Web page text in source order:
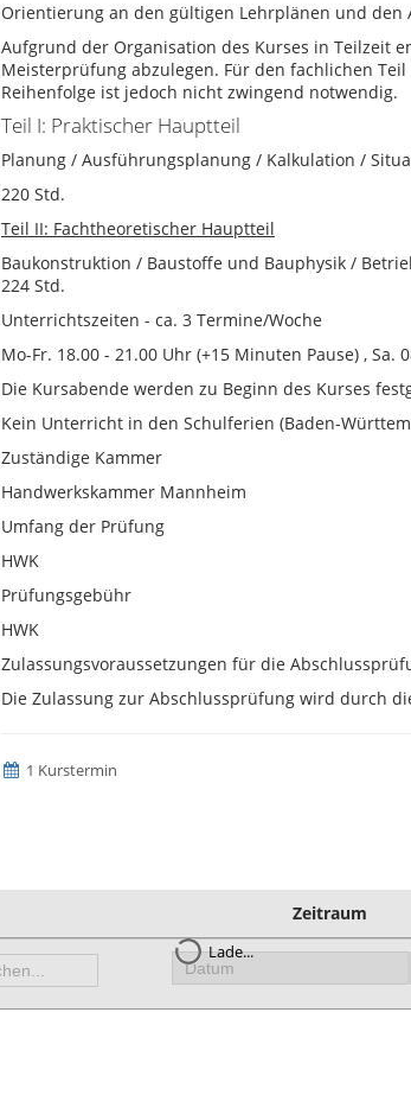
Orientierung an den gültigen Lehrplänen und den
Aufgrund der Organisation des Kurses in Teilzeit
Meisterprüfung abzulegen. Für den fachlichen
Reihenfolge ist jedoch nicht zwingend notwendig.
Teil I: Praktischer Hauptteil
Planung / Ausführungsplanung / Kalkulation /
220 Std.
Teil II: Fachtheoretischer Hauptteil
Baukonstruktion / Baustoffe und Bauphysik /
224 Std.
Unterrichtszeiten - ca. 3 Termine/Woche
Mo-Fr. 18.00 - 21.00 Uhr (+15 Minuten Pause) , Sa.
Die Kursabende werden zu Beginn des Kurses
Kein Unterricht in den Schulferien (Baden-
Zuständige Kammer
Handwerkskammer Mannheim
Umfang der Prüfung
HWK
Prüfungsgebühr
HWK
Zulassungsvoraussetzungen für die
Die Zulassung zur Abschlussprüfung wird durch
1 Kurstermin
Zeitraum
Lade...